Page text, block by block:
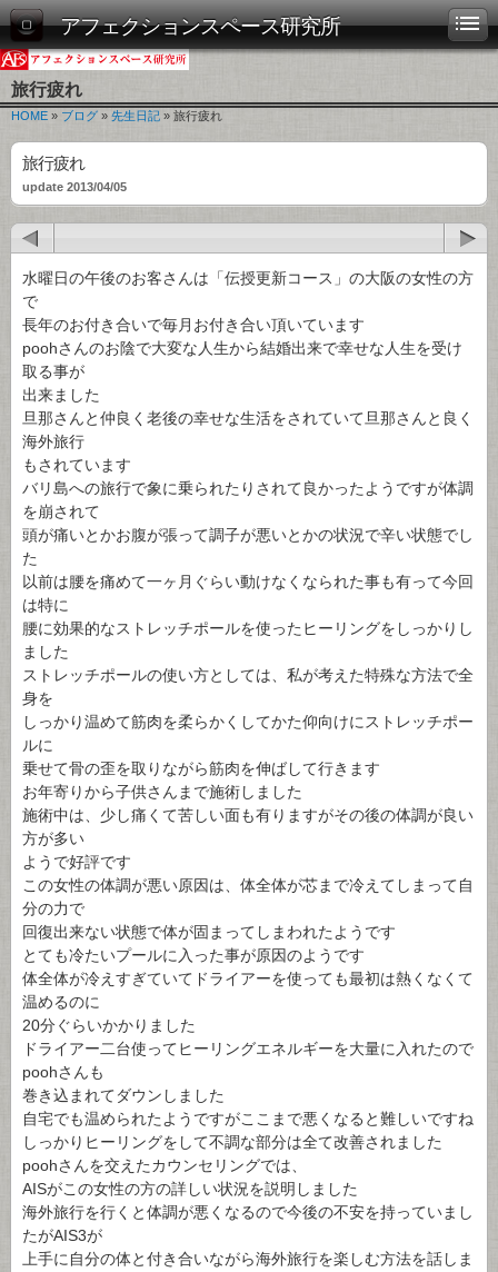
アフェクションスペース研究所
旅行疲れ
HOME » ブログ » 先生日記 » 旅行疲れ
旅行疲れ
update 2013/04/05
水曜日の午後のお客さんは「伝授更新コース」の大阪の女性の方
で
長年のお付き合いで毎月お付き合い頂いています
poohさんのお陰で大変な人生から結婚出来で幸せな人生を受け
取る事が
出来ました
旦那さんと仲良く老後の幸せな生活をされていて旦那さんと良く
海外旅行
もされています
バリ島への旅行で象に乗られたりされて良かったようですが体調
を崩されて
頭が痛いとかお腹が張って調子が悪いとかの状況で辛い状態でし
た
以前は腰を痛めて一ヶ月ぐらい動けなくなられた事も有って今回
は特に
腰に効果的なストレッチポールを使ったヒーリングをしっかりし
ました
ストレッチポールの使い方としては、私が考えた特殊な方法で全
身を
しっかり温めて筋肉を柔らかくしてかた仰向けにストレッチポー
ルに
乗せて骨の歪を取りながら筋肉を伸ばして行きます
お年寄りから子供さんまで施術しました
施術中は、少し痛くて苦しい面も有りますがその後の体調が良い
方が多い
ようで好評です
この女性の体調が悪い原因は、体全体が芯まで冷えてしまって自
分の力で
回復出来ない状態で体が固まってしまわれたようです
とても冷たいプールに入った事が原因のようです
体全体が冷えすぎていてドライアーを使っても最初は熱くなくて
温めるのに
20分ぐらいかかりました
ドライアー二台使ってヒーリングエネルギーを大量に入れたので
poohさんも
巻き込まれてダウンしました
自宅でも温められたようですがここまで悪くなると難しいですね
しっかりヒーリングをして不調な部分は全て改善されました
poohさんを交えたカウンセリングでは、
AISがこの女性の方の詳しい状況を説明しました
海外旅行を行くと体調が悪くなるので今後の不安を持っていまし
たがAIS3が
上手に自分の体と付き合いながら海外旅行を楽しむ方法を話しま